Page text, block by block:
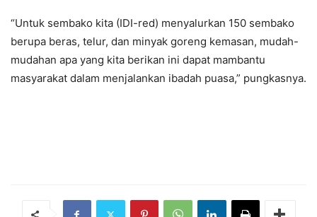
“Untuk sembako kita (IDI-red) menyalurkan 150 sembako
berupa beras, telur, dan minyak goreng kemasan, mudah-
mudahan apa yang kita berikan ini dapat mambantu
masyarakat dalam menjalankan ibadah puasa,” pungkasnya.